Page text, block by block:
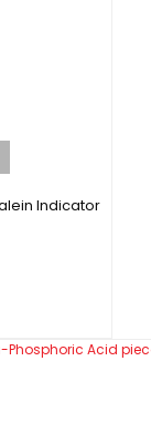
Indicator